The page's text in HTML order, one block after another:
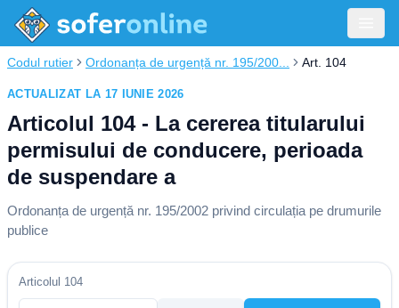
Codul rutier Ordonanța de urgență nr. 195/200... Art. 104
ACTUALIZAT LA 17 IUNIE 2026
Articolul 104 - La cererea titularului
permisului de conducere, perioada
de suspendare a
Ordonanța de urgență nr. 195/2002 privind circulația pe drumurile
publice
Articolul 104